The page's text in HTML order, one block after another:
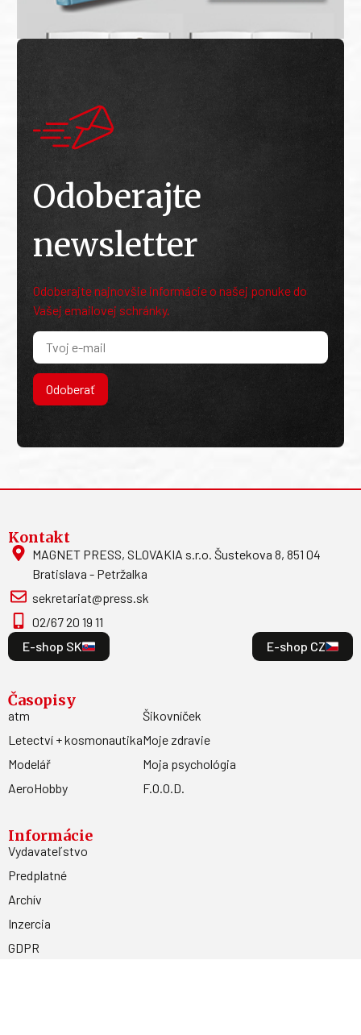
Odoberajte
newsletter
Odoberajte najnovšie informácie o našej ponuke do
Vašej emailovej schránky.
Odoberať
Kontakt
MAGNET PRESS, SLOVAKIA s.r.o. Šustekova 8, 851 04
Bratislava - Petržalka
sekretariat@press.sk
02/67 20 19 11
E-shop SK
E-shop CZ
Časopisy
atm
Letectví + kosmonautika
Modelář
AeroHobby
Šikovníček
Moje zdravie
Moja psychológia
F.O.O.D.
Informácie
Vydavateľstvo
Predplatné
Archív
Inzercia
GDPR